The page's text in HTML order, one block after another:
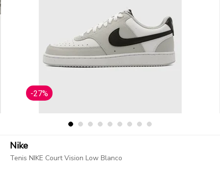
-27%
Nike
Tenis NIKE Court Vision Low Blanco